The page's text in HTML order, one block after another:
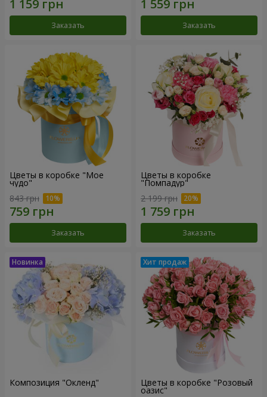
Заказать Заказать
Цветы в коробке "Мое
чудо"
843 грн
Заказать
Цветы в коробке
"Помпадур"
2 199 грн
Заказать
Композиция "Окленд" Цветы в коробке "Розовый
оазис"